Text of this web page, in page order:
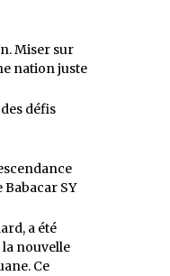
Miser sur
nation juste
défis
SY
a été
nouvelle
Ce